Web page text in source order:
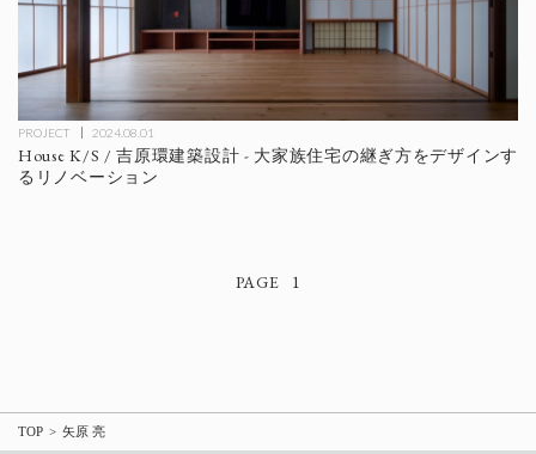
PROJECT 2024.08.01
House K/S / 吉原環建築設計 - 大家族住宅の継ぎ方をデザインす
るリノベーション
1
TOP 矢原 亮